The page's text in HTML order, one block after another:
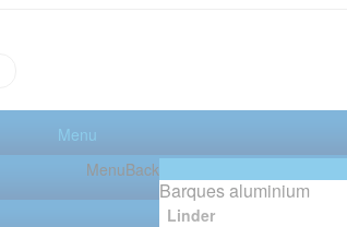
Menu
MenuBack
Barques aluminium
Linder